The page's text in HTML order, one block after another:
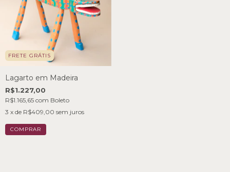
FRETE GRÁTIS
Lagarto em Madeira
R$1.227,00
R$1.165,65 com Boleto
3 x de R$409,00 sem juros